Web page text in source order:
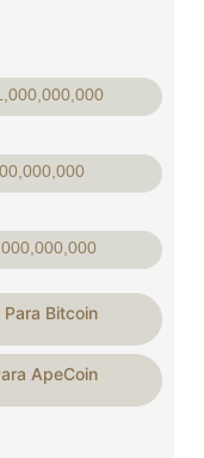
Bitcoin
ApeCoin